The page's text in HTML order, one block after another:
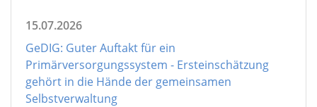
15.07.2026
GeDIG: Guter Auftakt für ein
Primärversorgungssystem - Ersteinschätzung
gehört in die Hände der gemeinsamen
Selbstverwaltung